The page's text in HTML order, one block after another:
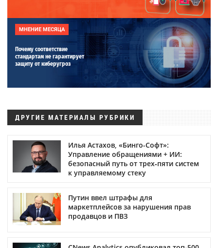
МНЕНИЕ МЕСЯЦА
Почему соответствие
стандартам не гарантирует
защиту от киберугроз
ДРУГИЕ МАТЕРИАЛЫ РУБРИКИ
Илья Астахов, «Бинго-Софт»:
Управление обращениями + ИИ:
безопасный путь от трех‑пяти систем
к управляемому стеку
Путин ввел штрафы для
маркетплейсов за нарушения прав
продавцов и ПВЗ